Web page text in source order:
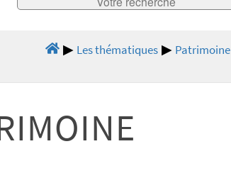
Les thématiques Patrimoine